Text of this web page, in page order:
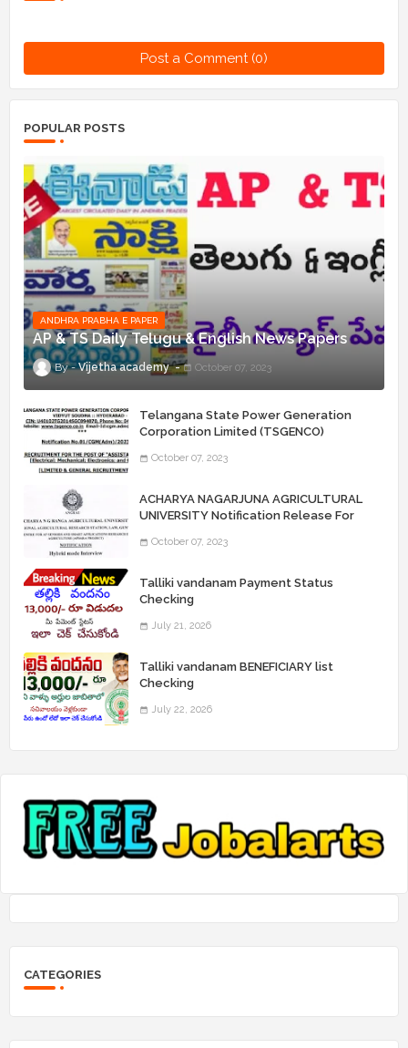
Post a Comment (0)
POPULAR POSTS
ANDHRA PRABHA E PAPER
AP & TS Daily Telugu & English News Papers
Vijetha academy October 07, 2023
Telangana State Power Generation
Corporation Limited (TSGENCO)
“Assistant Engineers" Posts
October 07, 2023
ACHARYA NAGARJUNA AGRICULTURAL
UNIVERSITY Notification Release For
October 07, 2023
Talliki vandanam Payment Status
Checking
July 21, 2026
Talliki vandanam BENEFICIARY list
Checking
July 22, 2026
CATEGORIES